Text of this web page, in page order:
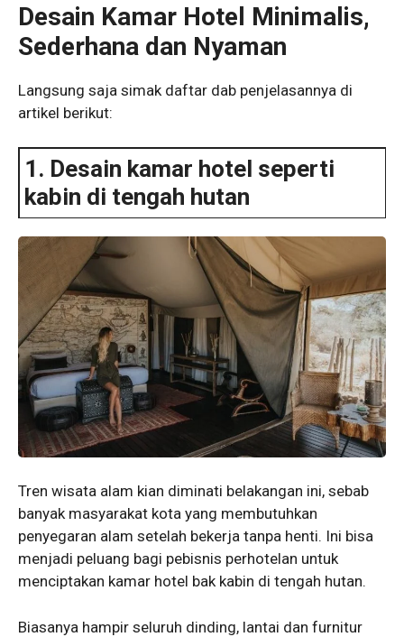
Desain Kamar Hotel Minimalis,
Sederhana dan Nyaman
Langsung saja simak daftar dab penjelasannya di
artikel berikut:
1. Desain kamar hotel seperti
kabin di tengah hutan
Tren wisata alam kian diminati belakangan ini, sebab
banyak masyarakat kota yang membutuhkan
penyegaran alam setelah bekerja tanpa henti. Ini bisa
menjadi peluang bagi pebisnis perhotelan untuk
menciptakan kamar hotel bak kabin di tengah hutan.
Biasanya hampir seluruh dinding, lantai dan furnitur